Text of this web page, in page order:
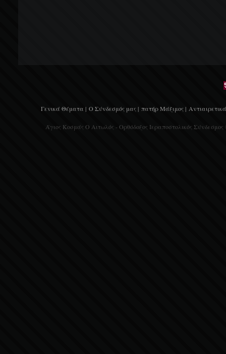
Γενικά Θέματα | Ο Σύνδεσμός μας | πατήρ Μάξιμος |
Άγιος Κοσμάς Ο Αιτωλός - Ορθόδοξος Ιεραποστολικός